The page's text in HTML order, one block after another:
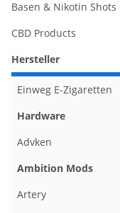
Basen & Nikotin Shots
CBD Products
Hersteller
Einweg E-Zigaretten
Hardware
Advken
Ambition Mods
Artery